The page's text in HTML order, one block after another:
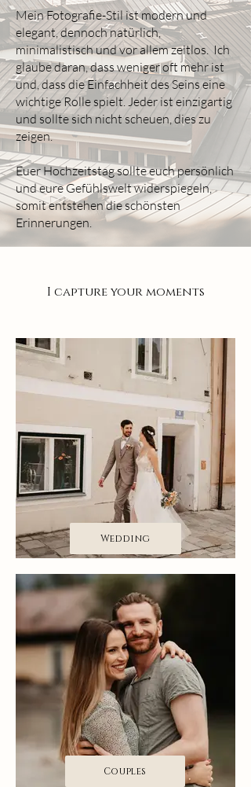
Mein Fotografie-Stil ist modern und
elegant, dennoch natürlich,
minimalistisch und vor allem zeitlos. Ich
glaube daran, dass weniger oft mehr ist
und, dass die Einfachheit des Seins eine
wichtige Rolle spielt. Jeder ist einzigartig
und sollte sich nicht scheuen, dies zu
zeigen.
Euer Hochzeitstag sollte euch persönlich
und eure Gefühlswelt widerspiegeln,
somit entstehen die schönsten
Erinnerungen.
I capture your moments
Wedding
Couples